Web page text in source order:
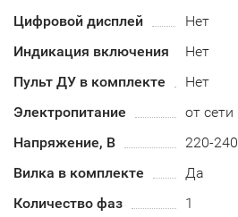
Цифровой дисплей
Нет
Индикация включения
Нет
Пульт ДУ в комплекте
Нет
Электропитание
от сети
Напряжение, В
220-240
Вилка в комплекте
Да
Количество фаз
1